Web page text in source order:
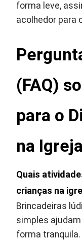
forma leve,
acolhedor para
(FAQ)
para o
na Igreja
Quais
crianças na
Brincadeiras
simples
forma tranquila.